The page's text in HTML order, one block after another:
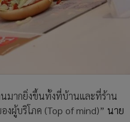
นมากยิ่งขึ้นทั้งที่บ้านและที่ร้าน
งผู้บริโภค (Top of mind)” นาย